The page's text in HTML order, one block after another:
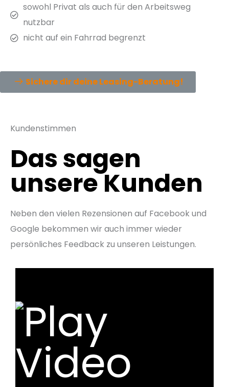
sowohl Privat als auch für den Arbeitsweg
nutzbar
nicht auf ein Fahrrad begrenzt
Sichere dir deine Leasing-Beratung!
Kundenstimmen
Das sagen
unsere Kunden
Neben den vielen Rezensionen auf Facebook und
Google bekommen wir auch immer wieder
persönliches Feedback zu unseren Leistungen.